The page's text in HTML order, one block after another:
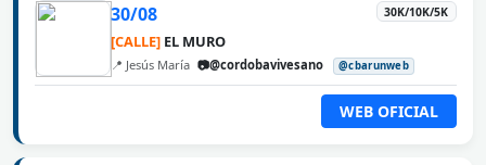
30/08 30K/10K/5K
[CALLE] EL MURO
📍 Jesús María 📷@cordobavivesano @cbarunweb
WEB OFICIAL